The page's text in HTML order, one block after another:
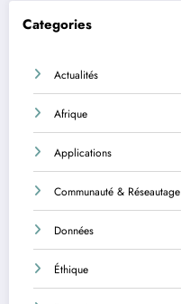
Categories
Actualités
Afrique
Applications
Communauté & Réseautage
Données
Éthique